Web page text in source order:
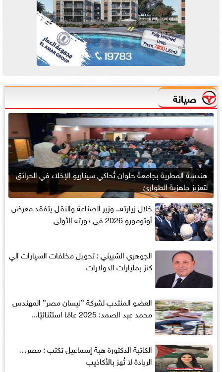
صيانة
هندسة المطرية بجامعة حلوان تُحاكي سيناريو الإخلاء في الحرائق
لتعزيز جاهزية الطوارئ
خلال زيارته.. وزير الصناعة والنقل يتفقد معرض
أوتومورو 2026 فى دورته الأولى
الجوهري الشبيني : تحويل مخلفات السيارات الي
كنز بمليارات الدولارات
العضو المنتدب لشركة ”نيسان مصر” المهندس
محمد عبد الصمد: 2025 عامًا استثنائيًا...
الكاتبة الدكتورة هبة إسماعيل تكتب : مصر…
الريادة لا تُهز بالأكاذيب